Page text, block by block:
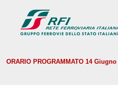
ORARIO PROGRAMMATO 14